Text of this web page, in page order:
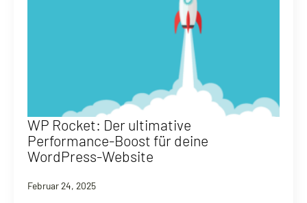
WP Rocket: Der ultimative
Performance-Boost für deine
WordPress-Website
Februar 24, 2025